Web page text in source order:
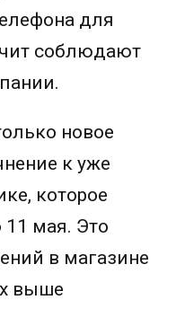
для
соблюдают
новое
к уже
которое
11 мая. Это
в магазине
выше